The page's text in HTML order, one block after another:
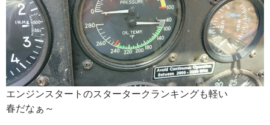
エンジンスタートのスタータークランキングも軽い
春だなぁ～